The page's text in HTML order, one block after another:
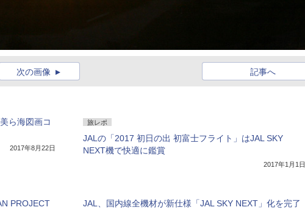
記事へ
次の画像
ら海図画コ
2017年8月22日
旅レポ
JALの「2017 初日の出 初富士フライト」はJAL SKY
NEXT機で快適に鑑賞
2017年1月1日
PROJECT JAL、国内線全機材が新仕様「JAL SKY NEXT」化を完了